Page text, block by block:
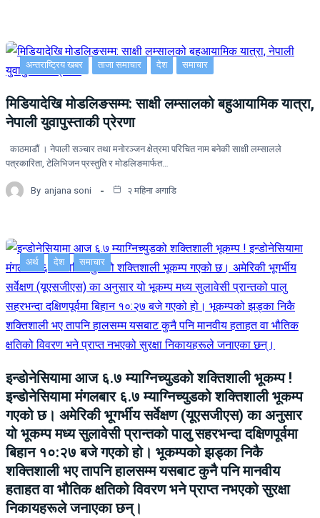
अन्तराष्ट्रिय खबर ताजा समाचार देश समाचार
मिडियादेखि मोडलिङसम्म: साक्षी लम्सालको बहुआयामिक यात्रा,
नेपाली युवापुस्ताकी प्रेरणा
काठमाडौं । नेपाली सञ्चार तथा मनोरञ्जन क्षेत्रमा परिचित नाम बनेकी साक्षी लम्सालले
पत्रकारिता, टेलिभिजन प्रस्तुति र मोडलिङमार्फत…
By anjana soni २ महिना अगाडि
अर्थ देश समाचार
इन्डोनेसियामा आज ६.७ म्याग्निच्युडको शक्तिशाली भूकम्प !
इन्डोनेसियामा मंगलबार ६.७ म्याग्निच्युडको शक्तिशाली भूकम्प
गएको छ। अमेरिकी भूगर्भीय सर्वेक्षण (यूएसजीएस) का अनुसार
यो भूकम्प मध्य सुलावेसी प्रान्तको पालु सहरभन्दा दक्षिणपूर्वमा
बिहान १०:२७ बजे गएको हो। भूकम्पको झड्का निकै
शक्तिशाली भए तापनि हालसम्म यसबाट कुनै पनि मानवीय
हताहत वा भौतिक क्षतिको विवरण भने प्राप्त नभएको सुरक्षा
निकायहरूले जनाएका छन्।